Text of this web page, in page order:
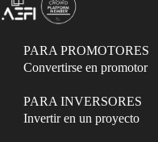
PARA PROMOTORES
Convertirse en promotor
PARA INVERSORES
Invertir en un proyecto